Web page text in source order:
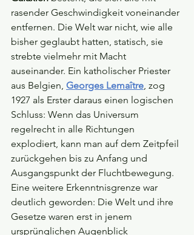
rasender Geschwindigkeit voneinander
entfernen. Die Welt war nicht, wie alle
bisher geglaubt hatten, statisch, sie
strebte vielmehr mit Macht
auseinander. Ein katholischer Priester
aus Belgien, Georges Lemaître, zog
1927 als Erster daraus einen logischen
Schluss: Wenn das Universum
regelrecht in alle Richtungen
explodiert, kann man auf dem Zeitpfeil
zurückgehen bis zu Anfang und
Ausgangspunkt der Fluchtbewegung.
Eine weitere Erkenntnisgrenze war
deutlich geworden: Die Welt und ihre
Gesetze waren erst in jenem
ursprünglichen Augenblick